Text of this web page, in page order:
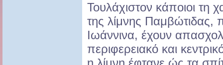
Τουλάχιστον κάποιοι τη
της λίμνης Παμβώτιδας,
Ιωάννινα, έχουν
περιφερειακό και